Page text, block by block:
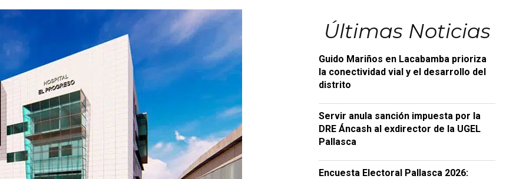
Últimas Noticias
Guido Mariños en Lacabamba prioriza
la conectividad vial y el desarrollo del
distrito
Servir anula sanción impuesta por la
DRE Áncash al exdirector de la UGEL
Pallasca
Encuesta Electoral Pallasca 2026: